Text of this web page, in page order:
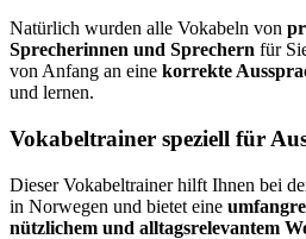
Natürlich wurden alle Vokabeln von
Sprecherinnen und Sprechern für
von Anfang an eine korrekte
und lernen.
Vokabeltrainer speziell für
Dieser Vokabeltrainer hilft Ihnen bei
in Norwegen und bietet eine
nützlichem und alltagsrelevantem